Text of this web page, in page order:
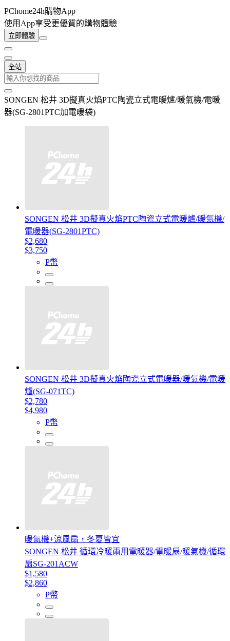
PChome24h購物App
使用App享受更優質的購物體驗
立即體驗
全站
SONGEN 松井 3D擬真火焰PTC陶瓷立式電暖爐/暖氣機/電暖
器(SG-2801PTC加電暖袋)
SONGEN 松井 3D擬真火焰PTC陶瓷立式電暖爐/暖氣機/
電暖器(SG-2801PTC)
$2,680
$3,750
P幣
SONGEN 松井 3D擬真火焰陶瓷立式電暖器/暖氣機/電暖
爐(SG-071TC)
$2,780
$4,980
P幣
暖氣機+涼風扇，冬夏皆宜
SONGEN 松井 循環冷暖兩用電暖器/電暖扇/暖氣機/循環
扇SG-201ACW
$1,580
$2,860
P幣